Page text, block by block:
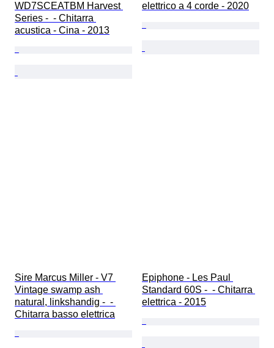
WD7SCEATBM Harvest
Series -  - Chitarra
acustica - Cina - 2013
elettrico a 4 corde - 2020
Sire Marcus Miller - V7
Vintage swamp ash
natural, linkshandig -  -
Chitarra basso elettrica
Epiphone - Les Paul
Standard 60S -  - Chitarra
elettrica - 2015